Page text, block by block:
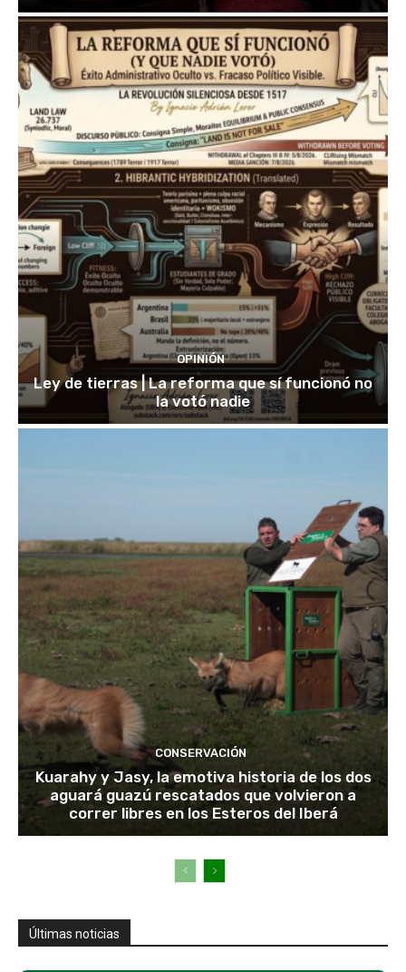
OPINIÓN
Ley de tierras | La reforma que sí funcionó no
la votó nadie
CONSERVACIÓN
Kuarahy y Jasy, la emotiva historia de los dos
aguará guazú rescatados que volvieron a
correr libres en los Esteros del Iberá
Últimas noticias